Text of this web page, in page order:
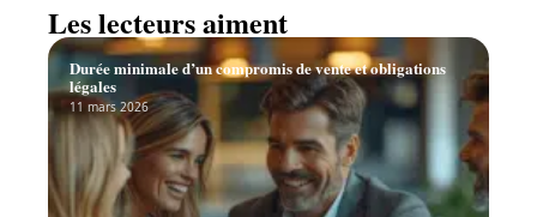
Les lecteurs aiment
Durée minimale d’un compromis de vente et obligations
légales
11 mars 2026